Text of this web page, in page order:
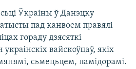
Ўкраіны ў Данэцку
пад канвоем правялі
гораду дзясяткі
вайскоўцаў, якіх
сьмецьцем, памідорамі.